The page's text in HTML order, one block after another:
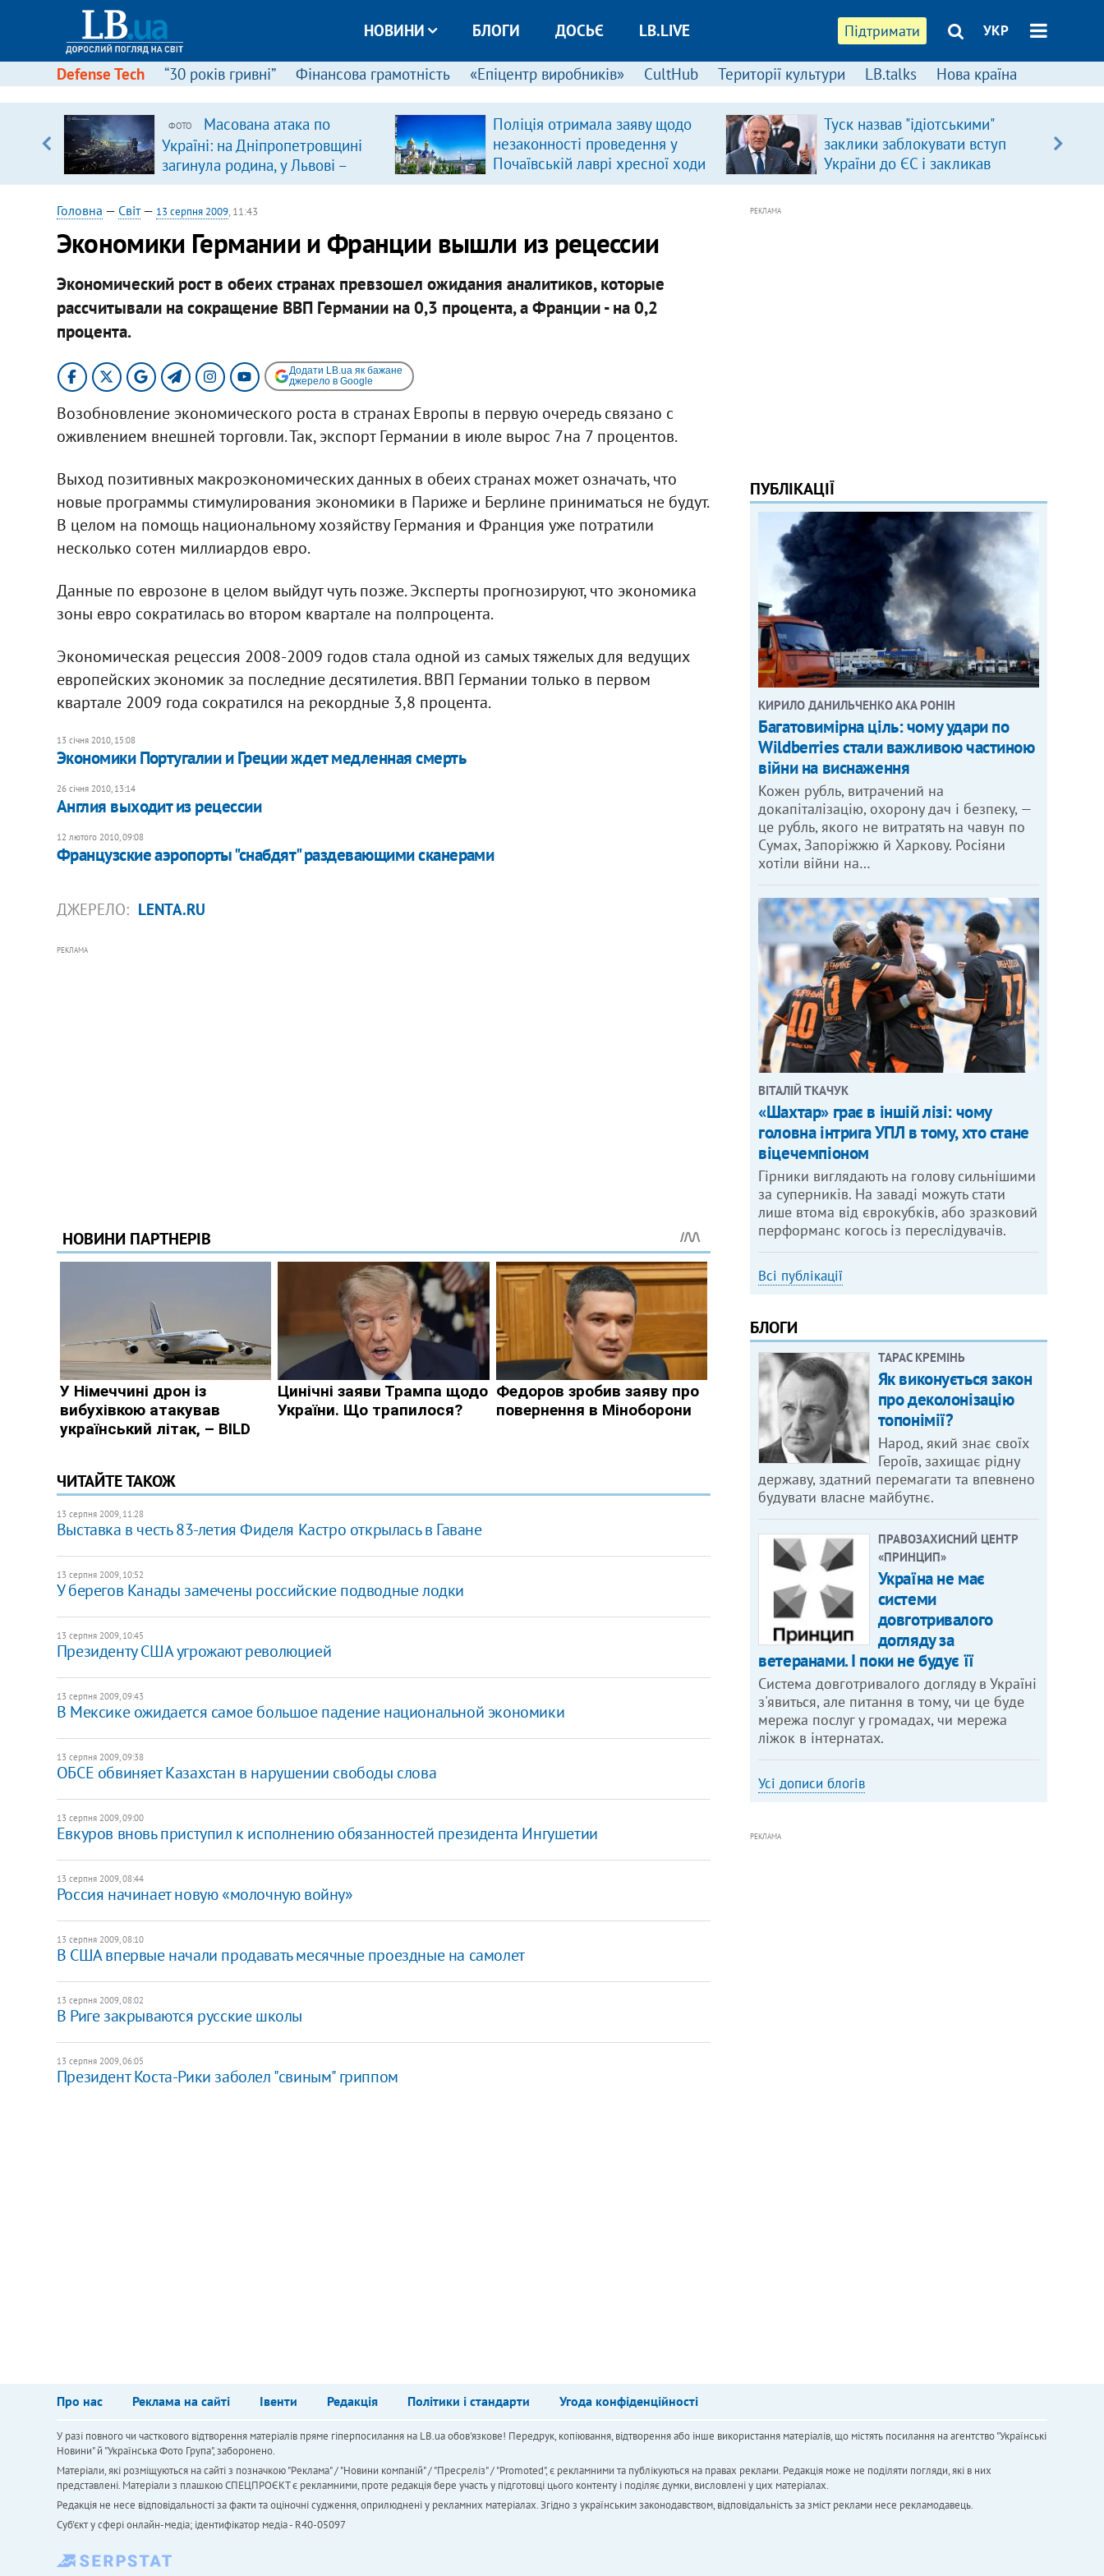
Підтримати УКР
НОВИНИ БЛОГИ ДОСЬЄ LB.LIVE
Defense Tech “30 років гривні” Фінансова грамотність «Епіцентр виробників» CultHub Території культури LB.talks Нова країна
ФОТО
Масована атака по
Україні: на Дніпропетровщині
загинула родина, у Львові –
удар по багатоповерхівках
(доповнюється)
Поліція отримала заяву щодо
незаконності проведення у
Почаївській лаврі хресної ходи
Туск назвав "ідіотськими"
заклики заблокувати вступ
України до ЄС і закликав
припинити антиукраїнську
Головна — Світ— 13 серпня 2009, 11:43
Экономики Германии и Франции вышли из рецессии
Экономический рост в обеих странах превзошел ожидания аналитиков, которые
рассчитывали на сокращение ВВП Германии на 0,3 процента, а Франции - на 0,2
процента.
Додати LB.ua як бажане
джерело в Google
Возобновление экономического роста в странах Европы в первую очередь связано с
оживлением внешней торговли. Так, экспорт Германии в июле вырос 7на 7 процентов.
Выход позитивных макроэкономических данных в обеих странах может означать, что
новые программы стимулирования экономики в Париже и Берлине приниматься не будут.
В целом на помощь национальному хозяйству Германия и Франция уже потратили
несколько сотен миллиардов евро.
Данные по еврозоне в целом выйдут чуть позже. Эксперты прогнозируют, что экономика
зоны евро сократилась во втором квартале на полпроцента.
Экономическая рецессия 2008-2009 годов стала одной из самых тяжелых для ведущих
европейских экономик за последние десятилетия. ВВП Германии только в первом
квартале 2009 года сократился на рекордные 3,8 процента.
13 січня 2010, 15:08
Экономики Португалии и Греции ждет медленная смерть
26 січня 2010, 13:14
Англия выходит из рецессии
12 лютого 2010, 09:08
Французские аэропорты "снабдят" раздевающими сканерами
ДЖЕРЕЛО: LENTA.RU
РЕКЛАМА
ЧИТАЙТЕ ТАКОЖ
13 серпня 2009, 11:28
Выставка в честь 83-летия Фиделя Кастро открылась в Гаване
13 серпня 2009, 10:52
У берегов Канады замечены российские подводные лодки
13 серпня 2009, 10:45
Президенту США угрожают революцией
13 серпня 2009, 09:43
В Мексике ожидается самое большое падение национальной экономики
13 серпня 2009, 09:38
ОБСЕ обвиняет Казахстан в нарушении свободы слова
13 серпня 2009, 09:00
Евкуров вновь приступил к исполнению обязанностей президента Ингушетии
13 серпня 2009, 08:44
Россия начинает новую «молочную войну»
13 серпня 2009, 08:10
В США впервые начали продавать месячные проездные на самолет
13 серпня 2009, 08:02
В Риге закрываются русские школы
13 серпня 2009, 06:05
Президент Коста-Рики заболел "свиным" гриппом
РЕКЛАМА
ПУБЛІКАЦІЇ
КИРИЛО ДАНИЛЬЧЕНКО АКА РОНІН
Багатовимірна ціль: чому удари по
Wildberries стали важливою частиною
війни на виснаження
Кожен рубль, витрачений на
докапіталізацію, охорону дач і безпеку, —
це рубль, якого не витратять на чавун по
Сумах, Запоріжжю й Харкову. Росіяни
хотіли війни на…
ВІТАЛІЙ ТКАЧУК
«Шахтар» грає в іншій лізі: чому
головна інтрига УПЛ в тому, хто стане
віцечемпіоном
Гірники виглядають на голову сильнішими
за суперників. На заваді можуть стати
лише втома від єврокубків, або зразковий
перформанс когось із переслідувачів.
Всі публікації
БЛОГИ
ТАРАС КРЕМІНЬ
Як виконується закон
про деколонізацію
топонімії?
Народ, який знає своїх
Героїв, захищає рідну
державу, здатний перемагати та впевнено
будувати власне майбутнє.
ПРАВОЗАХИСНИЙ ЦЕНТР
«ПРИНЦИП»
Україна не має
системи
довготривалого
догляду за
ветеранами. І поки не будує її
Система довготривалого догляду в Україні
з'явиться, але питання в тому, чи це буде
мережа послуг у громадах, чи мережа
ліжок в інтернатах.
Усі дописи блогів
РЕКЛАМА
Про нас Реклама на сайті Івенти Редакція Політики і стандарти Угода конфіденційності
У разі повного чи часткового відтворення матеріалів пряме гіперпосилання на LB.ua обов'язкове! Передрук, копіювання, відтворення або інше використання матеріалів, що містять посилання на агентство "Українськi
Новини" й "Українська Фото Група", заборонено.
Матеріали, які розміщуються на сайті з позначкою "Реклама" / "Новини компаній" / "Пресреліз" / "Promoted", є рекламними та публікуються на правах реклами. Редакція може не поділяти погляди, які в них
представлені. Матеріали з плашкою СПЕЦПРОЄКТ є рекламними, проте редакція бере участь у підготовці цього контенту і поділяє думки, висловлені у цих матеріалах.
Редакція не несе відповідальності за факти та оціночні судження, оприлюднені у рекламних матеріалах. Згідно з українським законодавством, відповідальність за зміст реклами несе рекламодавець.
Cуб'єкт у сфері онлайн-медіа; ідентифікатор медіа - R40-05097